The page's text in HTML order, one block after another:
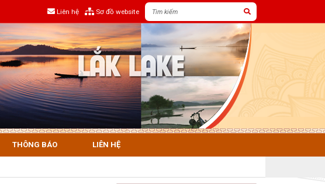
Liên hệ Sơ đồ website
THÔNG BÁO LIÊN HỆ